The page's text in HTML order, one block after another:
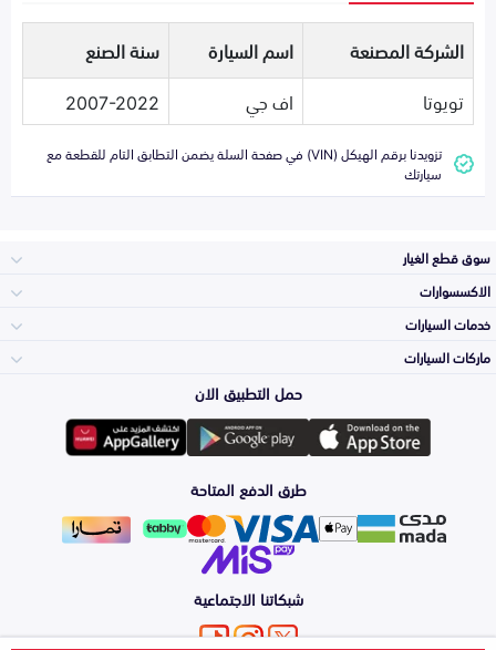
الشركة المصنعة اسم السيارة
سنة الصنع
تويوتا
اف جي 2007-2022
تزويدنا برقم الهيكل (VIN) في صفحة السلة يضمن التطابق التام للقطعة مع
سيارتك
سوق قطع الغيار
المكائن، القيرات
وملحقاتها
الشمعات
والاصطبات (الاضاءة)
الفرامل والأقمشة
الاكسسوارات
لوازم الرحلات
اكسسوارات العناية
الزيوت و السوائل
خدمات السيارات
الأكثر مبيعاً
التلميع والعناية
ماركات السيارات
تويوتا
هيونداي
كيا
حمل التطبيق الان
طرق الدفع المتاحة
شبكاتنا الاجتماعية